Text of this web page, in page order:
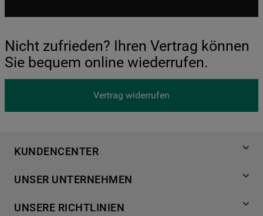
Nicht zufrieden? Ihren Vertrag können
Sie bequem online wiederrufen.
Vertrag widerrufen
KUNDENCENTER
Händlersuche
Häufige Fragen
UNSER UNTERNEHMEN
Für Händler
UNSERE RICHTLINIEN